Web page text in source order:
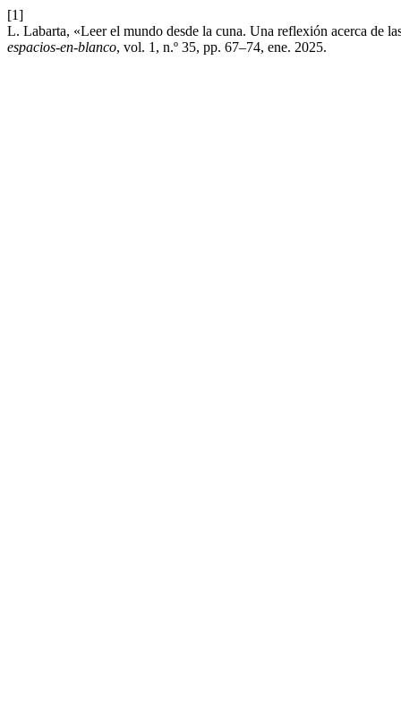
[1]
L. Labarta, «Leer el mundo desde la cuna. Una reflexión acerca de
espacios-en-blanco, vol. 1, n.º 35, pp. 67–74, ene. 2025.